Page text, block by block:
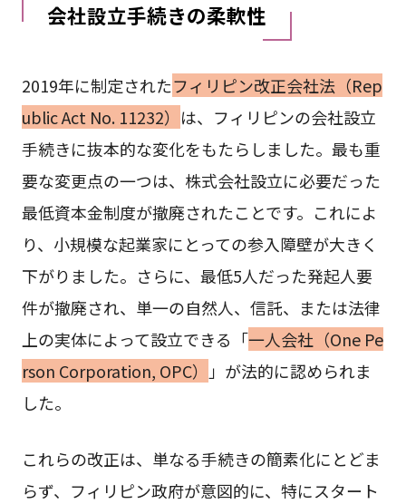
会社設立手続きの柔軟性
2019年に制定されたフィリピン改正会社法（Rep
ublic Act No. 11232） は、フィリピンの会社設立
手続きに抜本的な変化をもたらしました。最も重
要な変更点の一つは、株式会社設立に必要だった
最低資本金制度が撤廃されたことです。これによ
り、小規模な起業家にとっての参入障壁が大きく
下がりました。さらに、最低5人だった発起人要
件が撤廃され、単一の自然人、信託、または法律
上の実体によって設立できる「一人会社（One Pe
rson Corporation, OPC） 」が法的に認められま
した。
これらの改正は、単なる手続きの簡素化にとどま
らず、フィリピン政府が意図的に、特にスタート